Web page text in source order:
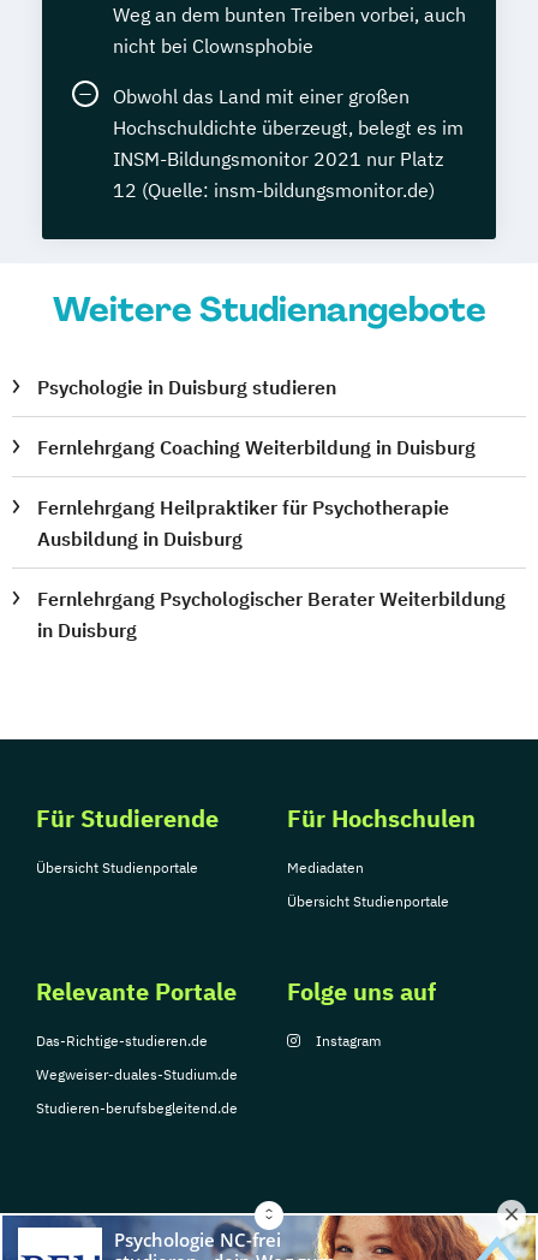
Weg an dem bunten Treiben vorbei, auch
nicht bei Clownsphobie
Obwohl das Land mit einer großen
Hochschuldichte überzeugt, belegt es im
INSM-Bildungsmonitor 2021 nur Platz
12 (Quelle: insm-bildungsmonitor.de)
Weitere Studienangebote
Psychologie in Duisburg studieren
Fernlehrgang Coaching Weiterbildung in Duisburg
Fernlehrgang Heilpraktiker für Psychotherapie
Ausbildung in Duisburg
Fernlehrgang Psychologischer Berater Weiterbildung
in Duisburg
Für Studierende
Übersicht Studienportale
Für Hochschulen
Mediadaten
Übersicht Studienportale
Relevante Portale
Das-Richtige-studieren.de
Wegweiser-duales-Studium.de
Studieren-berufsbegleitend.de
Folge uns auf
Instagram